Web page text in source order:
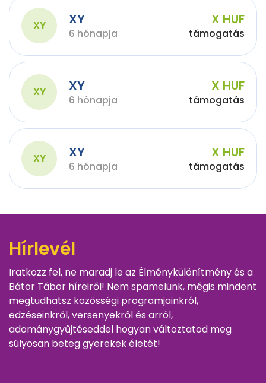
XY XY
6 hónapja
X HUF
támogatás
XY XY
6 hónapja
X HUF
támogatás
XY XY
6 hónapja
X HUF
támogatás
Hírlevél
Iratkozz fel, ne maradj le az Élménykülönítmény és a
Bátor Tábor híreiről! Nem spamelünk, mégis mindent
megtudhatsz közösségi programjainkról,
edzéseinkről, versenyekről és arról,
adománygyűjtéseddel hogyan változtatod meg
súlyosan beteg gyerekek életét!